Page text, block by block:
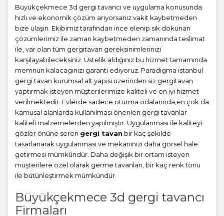
Büyükçekmece 3d gergi tavancı ve uygulama konusunda
hızlı ve ekonomik çözüm arıyorsanız vakit kaybetmeden
bize ulaşın. Ekibimiz tarafından ince elenip sık dokunan
çözümlerimiz ile zaman kaybetmeden zamanında teslimat
ile, var olan tüm gergitavan gereksinimlerinizi
karşılayabileceksiniz. Üstelik aldığınız bu hizmet tamamında
memnun kalacagınızı garanti ediyoruz. Paradigma istanbul
gergi tavan kurumsal alt yapısı üzerinden siz gergitavan
yaptırmak isteyen müşterilerimize kaliteli ve en iyi hizmet
verilmektedir. Evlerde sadece oturma odalarında,en çok da
kamusal alanlarda kullanılması önerilen gergi tavanlar
kaliteli malzemelerden yapılmıştır. Uygulanması ile kaliteyi
gözler önüne seren gergi tavan bir kaç şekilde
tasarlanarak uygulanması ve mekanınızı daha görsel hale
getirmesi mümkündür. Daha değişik bir ortam isteyen
müşterilere özel olarak germe tavanları, bir kaç renk tonu
ile bütünleştirmek mümkündür.
Büyükçekmece 3d gergi tavancı
Firmaları